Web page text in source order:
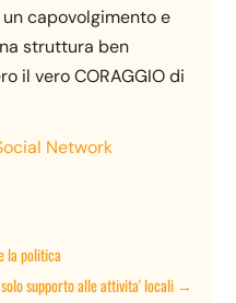
capovolgimento e
struttura ben
il vero CORAGGIO di
Network
la politica
supporto alle attivita' locali→